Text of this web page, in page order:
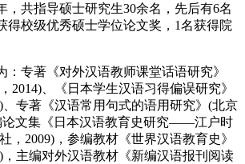
，共指导硕士研究生30余名，先后有6名
得校级优秀硕士学位论文奖，1名获得院
专著《对外汉语教师课堂话语研究》
2014)、《日本学生汉语习得偏误研究》
、专著《汉语常用句式的语用研究》(北京
论文集《日本汉语教育史研究——江户时
，2009)，参编教材《世界汉语教育史》
，主编对外汉语教材《新编汉语报刊阅读